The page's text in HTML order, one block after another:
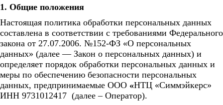
1. Общие положения
Настоящая политика обработки персональных данных
составлена в соответствии с требованиями Федерального
закона от 27.07.2006. №152-ФЗ «О персональных
данных» (далее — Закон о персональных данных) и
определяет порядок обработки персональных данных и
меры по обеспечению безопасности персональных
данных, предпринимаемые ООО «НТЦ «Симмэйкерс»
ИНН 9731012417 (далее – Оператор).